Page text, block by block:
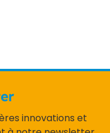
innovations et